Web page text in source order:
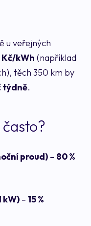
u veřejných
Kč/kWh (například
těch 350 km by
týdně.
proud) – 80 %
kW) – 15 %